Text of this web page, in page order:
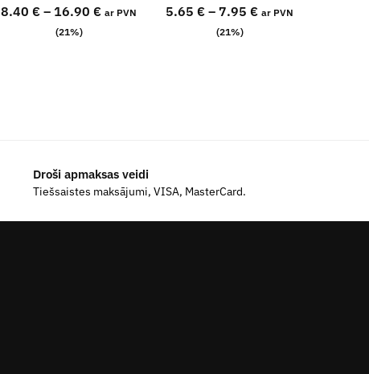
8.40€ – 16.90€ ar PVN
(21%)
5.65€ – 7.95€ ar PVN
(21%)
Droši apmaksas veidi
Tiešsaistes maksājumi, VISA, MasterCard.